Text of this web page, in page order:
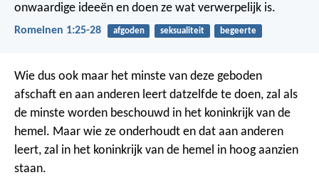
onwaardige ideeën en doen ze wat verwerpelijk is.
Romeinen 1:25-28 afgoden seksualiteit begeerte
Wie dus ook maar het minste van deze geboden
afschaft en aan anderen leert datzelfde te doen, zal als
de minste worden beschouwd in het koninkrijk van de
hemel. Maar wie ze onderhoudt en dat aan anderen
leert, zal in het koninkrijk van de hemel in hoog aanzien
staan.